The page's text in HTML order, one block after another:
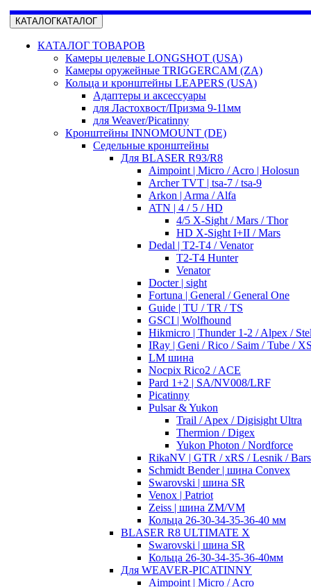
КАТАЛОГКАТАЛОГ
КАТАЛОГ ТОВАРОВ
Камеры целевые LONGSHOT (USA)
Камеры оружейные TRIGGERCAM (ZA)
Кольца и кронштейны LEAPERS (USA)
Адаптеры и аксессуары
для Ластохвост/Призма 9-11мм
для Weaver/Picatinny
Кронштейны INNOMOUNT (DE)
Седельные кронштейны
Для BLASER R93/R8
Aimpoint | Micro / Acro | Holosun
Archer TVT | tsa-7 / tsa-9
Arkon | Arma / Alfa
ATN | 4 / 5 / HD
4/5 X-Sight / Mars / Thor
HD X-Sight I+II / Mars
Dedal | T2-T4 / Venator
T2-T4 Hunter
Venator
Docter | sight
Fortuna | General / General One
Guide | TU / TR / TS
GSCI | Wolfhound
Hikmicro | Thunder 1-2 / Alpex /
IRay | Geni / Rico / Saim / Tube /
LM шина
Nocpix Rico2 / ACE
Pard 1+2 | SA/NV008/LRF
Picatinny
Pulsar & Yukon
Trail / Apex / Digisight Ultra
Thermion / Digex
Yukon Photon / Nordforce
RikaNV | GTR / xRS / Lesnik /
Schmidt Bender | шина Convex
Swarovski | шина SR
Venox | Patriot
Zeiss | шина ZM/VM
Кольца 26-30-34-35-36-40 мм
BLASER R8 ULTIMATE X
Swarovski | шина SR
Кольца 26-30-34-35-36-40мм
Для WEAVER-PICATINNY
Aimpoint | Micro / Acro